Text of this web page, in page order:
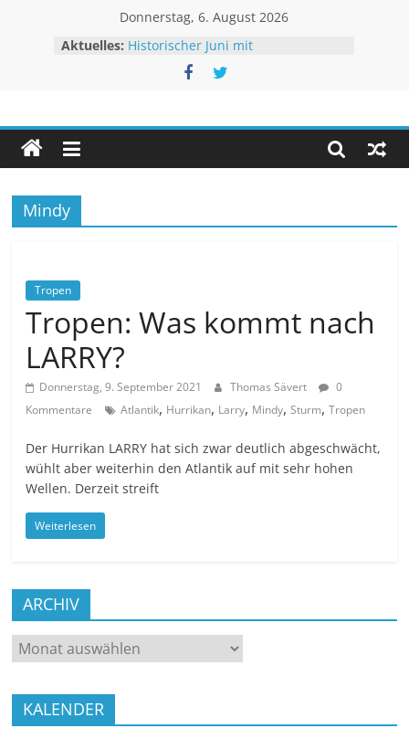
Donnerstag, 6. August 2026
Aktuelles: Historischer Juni mit
Rekordtemperaturen
Juli 2026 – Hochsommer mit Folgen
Unwetteragentur
powered
Thomas
Sävert
Mindy
Tropen
Tropen: Was kommt nach
LARRY?
Donnerstag, 9. September 2021 Thomas Sävert
0
Kommentare
Atlantik, Hurrikan, Larry, Mindy,Sturm,Tropen
Der Hurrikan LARRY hat sich zwar deutlich abgeschwächt,
wühlt aber weiterhin den Atlantik auf mit sehr hohen
Wellen. Derzeit streift
Weiterlesen
ARCHIV
ARCHIV
KALENDER